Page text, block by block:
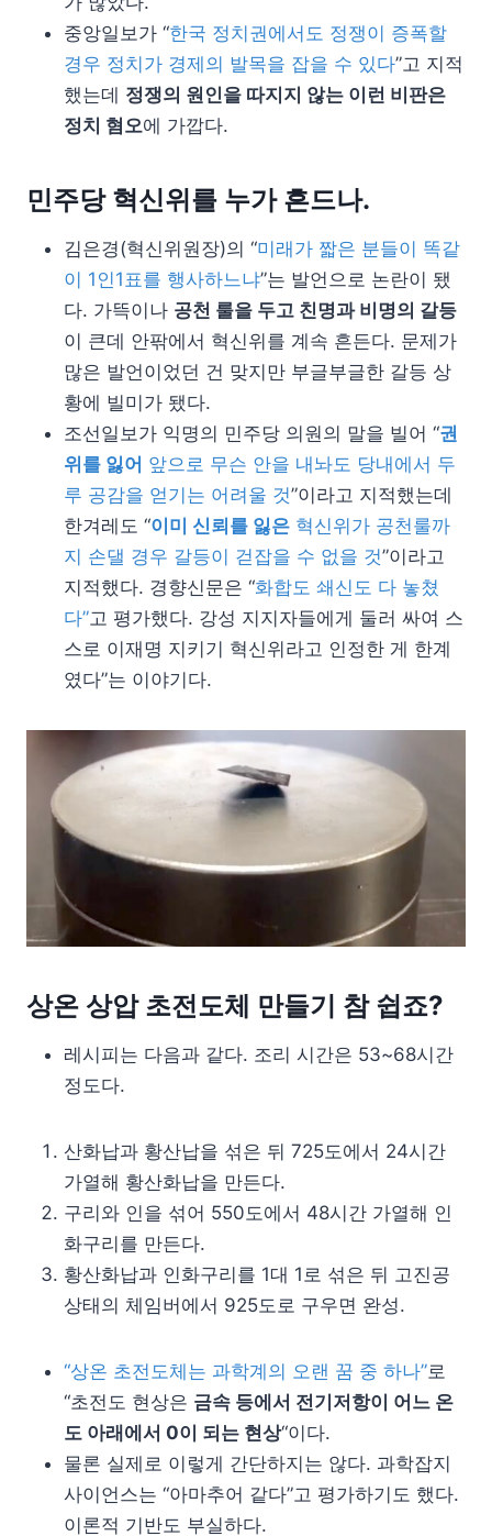
중앙일보가 “한국 정치권에서도 정쟁이 증폭할
경우 정치가 경제의 발목을 잡을 수 있다”고 지적
했는데 정쟁의 원인을 따지지 않는 이런 비판은
정치 혐오에 가깝다.
민주당 혁신위를 누가 흔드나.
김은경(혁신위원장)의 “미래가 짧은 분들이 똑같
이 1인1표를 행사하느냐”는 발언으로 논란이 됐
다. 가뜩이나 공천 룰을 두고 친명과 비명의 갈등
이 큰데 안팎에서 혁신위를 계속 흔든다. 문제가
많은 발언이었던 건 맞지만 부글부글한 갈등 상
황에 빌미가 됐다.
조선일보가 익명의 민주당 의원의 말을 빌어 “권
위를 잃어 앞으로 무슨 안을 내놔도 당내에서 두
루 공감을 얻기는 어려울 것”이라고 지적했는데
한겨레도 “이미 신뢰를 잃은 혁신위가 공천룰까
지 손댈 경우 갈등이 걷잡을 수 없을 것”이라고
지적했다. 경향신문은 “화합도 쇄신도 다 놓쳤
다”고 평가했다. 강성 지지자들에게 둘러 싸여 스
스로 이재명 지키기 혁신위라고 인정한 게 한계
였다”는 이야기다.
상온 상압 초전도체 만들기 참 쉽죠?
레시피는 다음과 같다. 조리 시간은 53~68시간
정도다.
산화납과 황산납을 섞은 뒤 725도에서 24시간
가열해 황산화납을 만든다.
구리와 인을 섞어 550도에서 48시간 가열해 인
화구리를 만든다.
황산화납과 인화구리를 1대 1로 섞은 뒤 고진공
상태의 체임버에서 925도로 구우면 완성.
“상온 초전도체는 과학계의 오랜 꿈 중 하나”로
“초전도 현상은 금속 등에서 전기저항이 어느 온
도 아래에서 0이 되는 현상“이다.
물론 실제로 이렇게 간단하지는 않다. 과학잡지
사이언스는 “아마추어 같다”고 평가하기도 했다.
이론적 기반도 부실하다.